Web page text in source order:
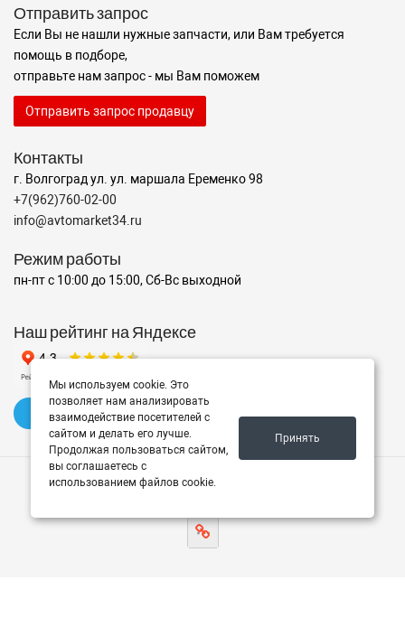
Отправить запрос
Если Вы не нашли нужные запчасти, или Вам требуется
помощь в подборе,
отправьте нам запрос - мы Вам поможем
Отправить запрос продавцу
Контакты
г. Волгоград ул. ул. маршала Еременко 98
+7(962)760-02-00
info@avtomarket34.ru
Режим работы
пн-пт с 10:00 до 15:00, Сб-Вс выходной
Наш рейтинг на Яндексе
✍️ Оставить отзыв
Мы используем cookie. Это
позволяет нам анализировать
взаимодействие посетителей с
сайтом и делать его лучше.
Продолжая пользоваться сайтом,
вы соглашаетесь с
использованием файлов cookie.
Принять